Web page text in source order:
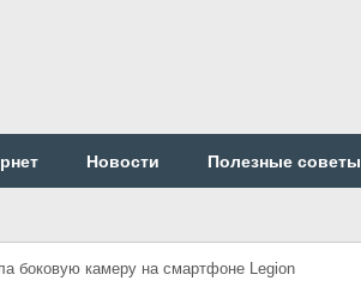
Новости Полезные советы
боковую камеру на смартфоне Legion